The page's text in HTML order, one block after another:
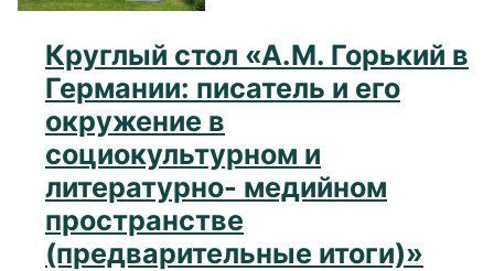
Круглый стол «А.М. Горький в
Германии: писатель и его
окружение в
социокультурном и
литературно- медийном
пространстве
(предварительные итоги)»